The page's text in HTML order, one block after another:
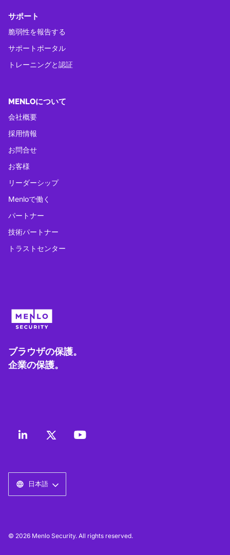
サポート
脆弱性を報告する
サポートポータル
トレーニングと認証
MENLOについて
会社概要
採用情報
お問合せ
お客様
リーダーシップ
Menloで働く
パートナー
技術パートナー
トラストセンター
ブラウザの保護。
企業の保護。
日本語
© 2026 Menlo Security. All rights reserved.